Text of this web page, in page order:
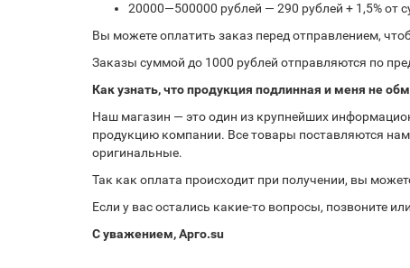
20000—500000 рублей — 290 рублей + 1,5% от
Вы можете оплатить заказ перед отправлением,
Заказы суммой до 1000 рублей отправляются по
Как узнать, что продукция подлинная и меня не
Наш магазин — это один из крупнейших
продукцию компании. Все товары поставляются
оригинальные.
Так как оплата происходит при получении, вы
Если у вас остались какие-то вопросы, позвоните
С уважением, Арго.su